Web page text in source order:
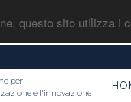
questo sito utilizza i
per
e l'innovazione